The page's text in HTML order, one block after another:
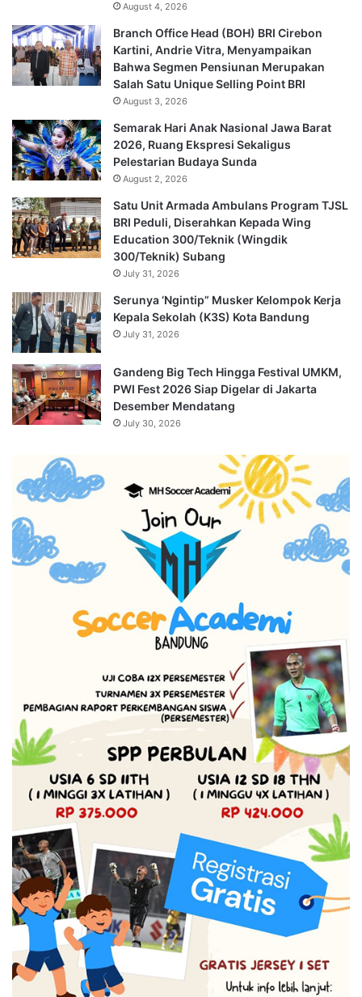
August 4, 2026
Branch Office Head (BOH) BRI Cirebon
Kartini, Andrie Vitra, Menyampaikan
Bahwa Segmen Pensiunan Merupakan
Salah Satu Unique Selling Point BRI
August 3, 2026
Semarak Hari Anak Nasional Jawa Barat
2026, Ruang Ekspresi Sekaligus
Pelestarian Budaya Sunda
August 2, 2026
Satu Unit Armada Ambulans Program TJSL
BRI Peduli, Diserahkan Kepada Wing
Education 300/Teknik (Wingdik
300/Teknik) Subang
July 31, 2026
Serunya ‘Ngintip” Musker Kelompok Kerja
Kepala Sekolah (K3S) Kota Bandung
July 31, 2026
Gandeng Big Tech Hingga Festival UMKM,
PWI Fest 2026 Siap Digelar di Jakarta
Desember Mendatang
July 30, 2026